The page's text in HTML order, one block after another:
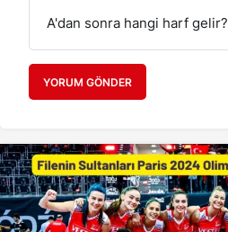
A'dan sonra hangi harf gelir?
YORUM GÖNDER